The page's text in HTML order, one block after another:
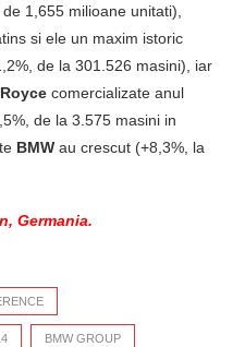
1,655 milioane unitati),
si ele un maxim istoric
de la 301.526 masini), iar
comercializate anul
de la 3.575 masini in
BMW au crescut (+8,3%, la
Germania.
BMW GROUP